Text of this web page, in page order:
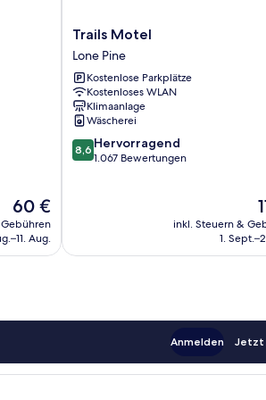
Der
Preis
beträgt
60 €
Aug.
Trails
Motel
Lone
Pine
Trails Motel
Lone Pine
Kostenlose Parkplätze
Kostenloses WLAN
Klimaanlage
Wäscherei
8.6
von
8,6 Hervorragend
1.067 Bewertungen
inkl. Steuern &
1.
Anmelden Jetzt